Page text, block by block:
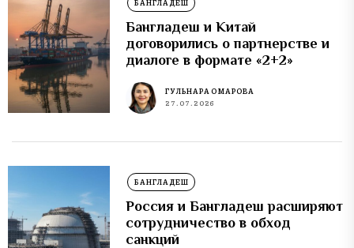
БАНГЛАДЕШ
Бангладеш и Китай
договорились о партнерстве и
диалоге в формате «2+2»
ГУЛЬНАРА ОМАРОВА
27.07.2026
БАНГЛАДЕШ
Россия и Бангладеш расширяют
сотрудничество в обход
санкций